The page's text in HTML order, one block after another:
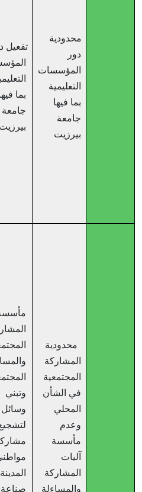
محدودية
المؤسسات
التعليمية
تفعيل دور
المؤسسات
التعليمية
محدودية
المشاركة
المجتمعية
في الشأن
مأسسة
المشاركة
والمساءلة
مأسسة
المشاركة
المجتمعية
والمساءلة
المجتمعية
وتبني
مشاركة
مواطني
المدينة في
صناعة